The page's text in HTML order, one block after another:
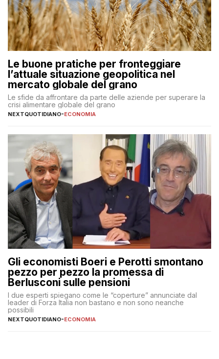
Le buone pratiche per fronteggiare
l’attuale situazione geopolitica nel
mercato globale del grano
Le sfide da affrontare da parte delle aziende per superare la
crisi alimentare globale del grano
NEXTQUOTIDIANO-ECONOMIA
Gli economisti Boeri e Perotti smontano
pezzo per pezzo la promessa di
Berlusconi sulle pensioni
I due esperti spiegano come le “coperture” annunciate dal
leader di Forza Italia non bastano e non sono neanche
possibili
NEXTQUOTIDIANO-ECONOMIA